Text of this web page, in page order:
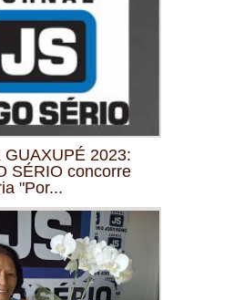
GUAXUPÉ 2023:
SÉRIO concorre
"Por...